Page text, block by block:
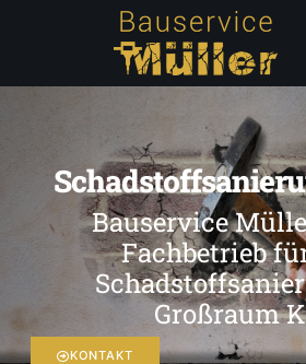
Bauservice
Fachbetrieb
Großraum
KONTAKT